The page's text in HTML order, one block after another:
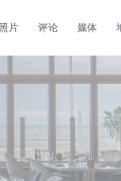
照片 评论 媒体